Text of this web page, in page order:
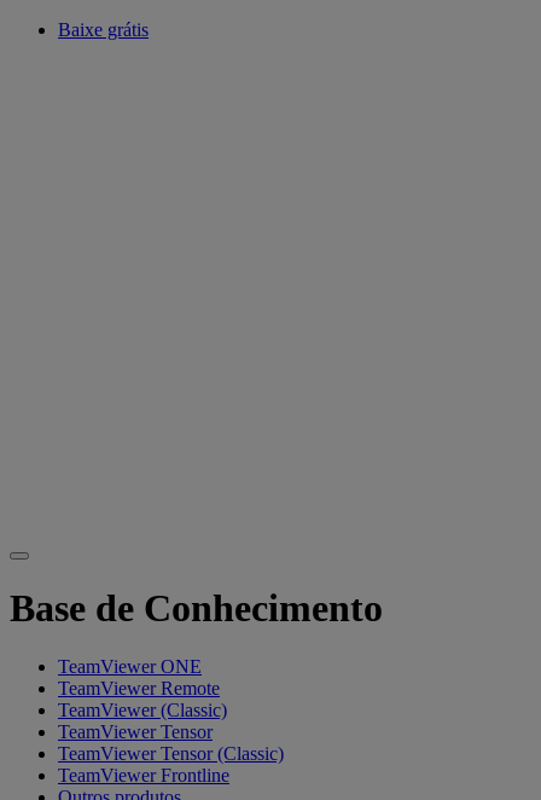
Baixe grátis
Base de Conhecimento
TeamViewer ONE
TeamViewer Remote
TeamViewer (Classic)
TeamViewer Tensor
TeamViewer Tensor (Classic)
TeamViewer Frontline